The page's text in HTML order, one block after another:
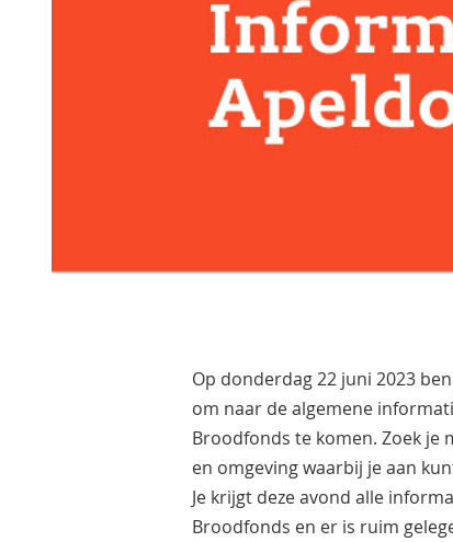
Op donderdag 22 juni 2023
om naar de algemene
Broodfonds te komen. Zoek je
en omgeving waarbij je aan
Je krijgt deze avond alle
Broodfonds en er is ruim